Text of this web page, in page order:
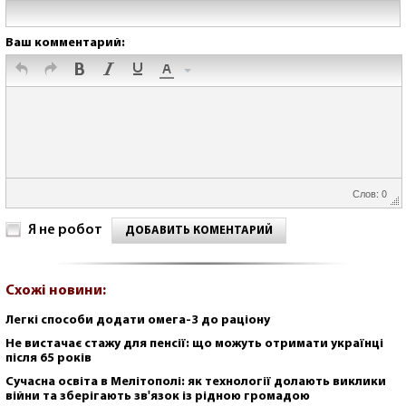
Ваш комментарий:
Слов: 0
Я не робот ДОБАВИТЬ КОМЕНТАРИЙ
Схожі новини:
Легкі способи додати омега-3 до раціону
Не вистачає стажу для пенсії: що можуть отримати українці
після 65 років
Сучасна освіта в Мелітополі: як технології долають виклики
війни та зберігають зв'язок із рідною громадою